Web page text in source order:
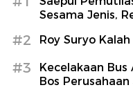
Sesama Jenis,
#2 Roy Suryo
#3
Kecelakaan Bus
Bos